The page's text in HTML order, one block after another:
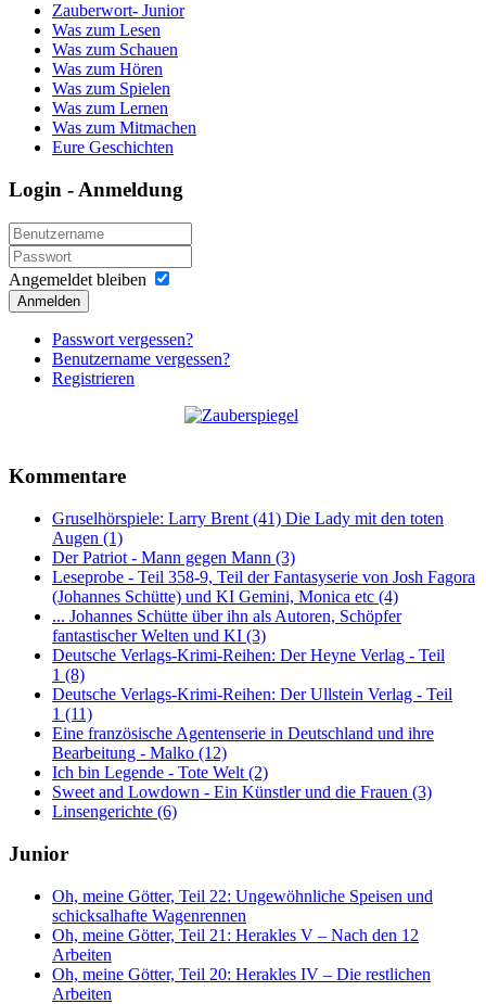
Zauberwort- Junior
Was zum Lesen
Was zum Schauen
Was zum Hören
Was zum Spielen
Was zum Lernen
Was zum Mitmachen
Eure Geschichten
Login - Anmeldung
Angemeldet bleiben
Anmelden
Passwort vergessen?
Benutzername vergessen?
Registrieren
Kommentare
Gruselhörspiele: Larry Brent (41) Die Lady mit den toten
Augen (1)
Der Patriot - Mann gegen Mann (3)
Leseprobe - Teil 358-9, Teil der Fantasyserie von Josh Fagora
(Johannes Schütte) und KI Gemini, Monica etc (4)
... Johannes Schütte über ihn als Autoren, Schöpfer
fantastischer Welten und KI (3)
Deutsche Verlags-Krimi-Reihen: Der Heyne Verlag - Teil
1 (8)
Deutsche Verlags-Krimi-Reihen: Der Ullstein Verlag - Teil
1 (11)
Eine französische Agentenserie in Deutschland und ihre
Bearbeitung - Malko (12)
Ich bin Legende - Tote Welt (2)
Sweet and Lowdown - Ein Künstler und die Frauen (3)
Linsengerichte (6)
Junior
Oh, meine Götter, Teil 22: Ungewöhnliche Speisen und
schicksalhafte Wagenrennen
Oh, meine Götter, Teil 21: Herakles V – Nach den 12
Arbeiten
Oh, meine Götter, Teil 20: Herakles IV – Die restlichen
Arbeiten